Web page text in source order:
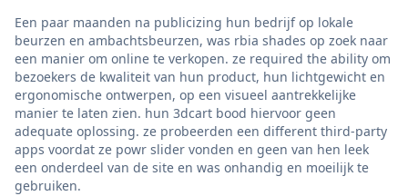
Een paar maanden na publicizing hun bedrijf op lokale
beurzen en ambachtsbeurzen, was rbia shades op zoek naar
een manier om online te verkopen. ze required the ability om
bezoekers de kwaliteit van hun product, hun lichtgewicht en
ergonomische ontwerpen, op een visueel aantrekkelijke
manier te laten zien. hun 3dcart bood hiervoor geen
adequate oplossing. ze probeerden een different third-party
apps voordat ze powr slider vonden en geen van hen leek
een onderdeel van de site en was onhandig en moeilijk te
gebruiken.